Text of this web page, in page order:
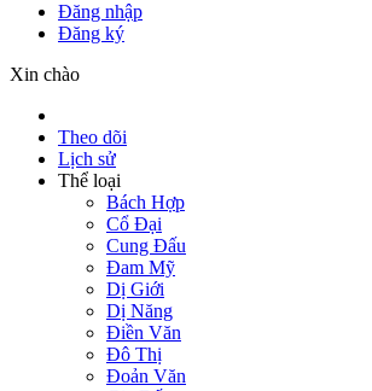
Đăng nhập
Đăng ký
Xin chào
Theo dõi
Lịch sử
Thể loại
Bách Hợp
Cổ Đại
Cung Đấu
Đam Mỹ
Dị Giới
Dị Năng
Điền Văn
Đô Thị
Đoản Văn